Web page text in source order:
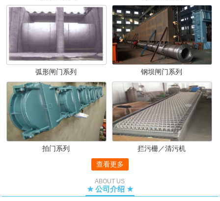
弧形闸门系列 钢坝闸门系列
拍门系列 拦污栅／清污机
查看更多
ABOUT US
★ 公司介绍 ★